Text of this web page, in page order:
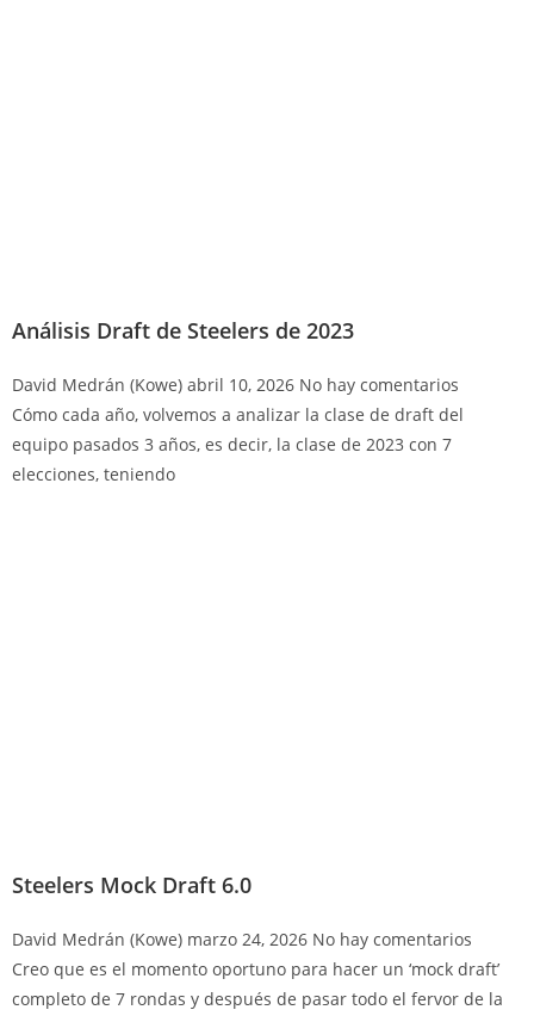
Análisis Draft de Steelers de 2023
David Medrán (Kowe) abril 10, 2026 No hay comentarios
Cómo cada año, volvemos a analizar la clase de draft del
equipo pasados 3 años, es decir, la clase de 2023 con 7
elecciones, teniendo
Steelers Mock Draft 6.0
David Medrán (Kowe) marzo 24, 2026 No hay comentarios
Creo que es el momento oportuno para hacer un ‘mock draft’
completo de 7 rondas y después de pasar todo el fervor de la